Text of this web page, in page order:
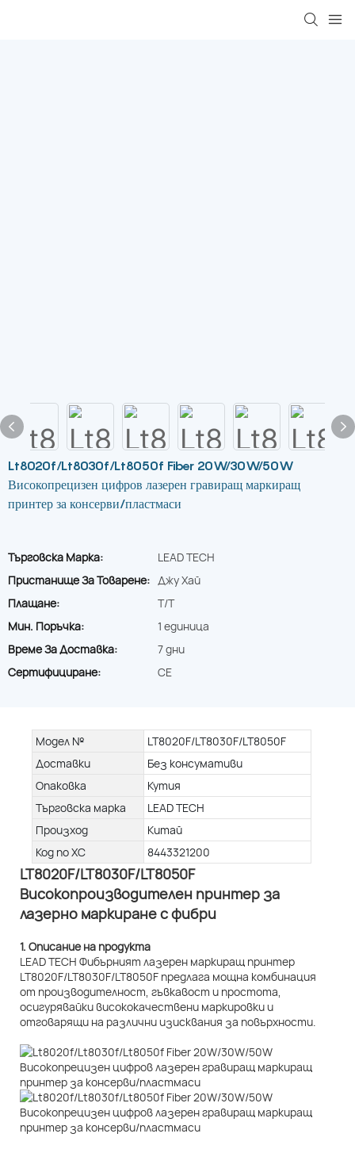
Lt8020f/Lt8030f/Lt8050f Fiber 20W/30W/50W
Високопрецизен цифров лазерен гравиращ маркиращ
принтер за консерви/пластмаси
Търговска Марка:
LEAD TECH
Пристанище За Товарене: Джу Хай
Плащане:
T/T
Мин. Поръчка:
1 единица
Време За Доставка:
7 дни
Сертифициране:
CE
Модел №
LT8020F/LT8030F/LT8050F
Доставки
Без консумативи
Опаковка
Кутия
Търговска марка
LEAD TECH
Произход
Китай
Код по ХС
8443321200
LT8020F/LT8030F/LT8050F
Високопроизводителен принтер за
лазерно маркиране с фибри
1. Описание на продукта
LEAD TECH Фибърният лазерен маркиращ принтер
LT8020F/LT8030F/LT8050F предлага мощна комбинация
от производителност, гъвкавост и простота,
осигурявайки висококачествени маркировки и
отговарящи на различни изисквания за повърхности.